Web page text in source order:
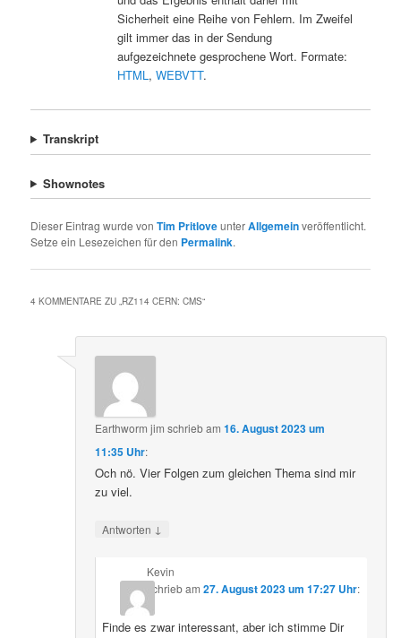
Sicherheit eine Reihe von Fehlern. Im Zweifel
gilt immer das in der Sendung
aufgezeichnete gesprochene Wort. Formate:
HTML, WEBVTT.
Transkript
Shownotes
Dieser Eintrag wurde vonTim PritloveunterAllgemeinveröffentlicht.
Setze ein Lesezeichen für den Permalink.
4 KOMMENTARE ZU „ RZ114 CERN: CMS“
Earthworm jim schriebam16. August 2023 um
11:35 Uhr:
Och nö. Vier Folgen zum gleichen Thema sind mir
zu viel.
Antworten ↓
Kevin
schriebam 27. August 2023 um 17:27 Uhr:
Finde es zwar interessant, aber ich stimme Dir